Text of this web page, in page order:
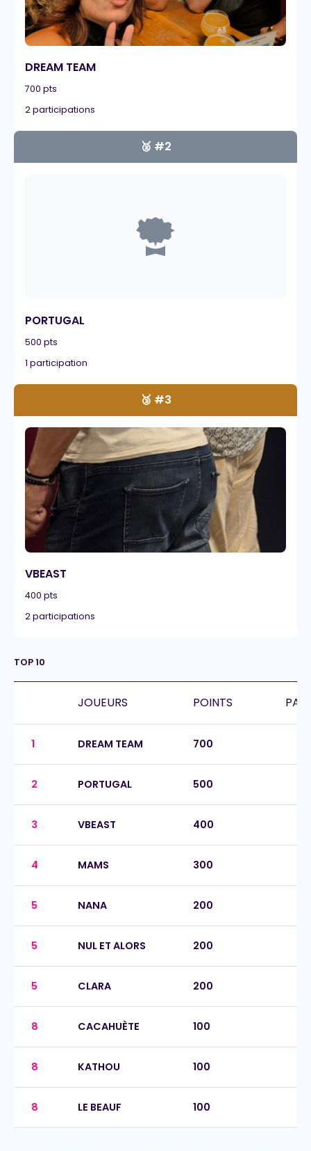
DREAM TEAM
700 pts
2 participations
🥈 #2
PORTUGAL
500 pts
1 participation
🥉 #3
VBEAST
400 pts
2 participations
TOP 10
JOUEURS POINTS
1 DREAM TEAM 700
2 PORTUGAL 500
3 VBEAST 400
4 MAMS 300
5 NANA 200
5 NUL ET ALORS 200
5 CLARA 200
8 CACAHUÈTE 100
8 KATHOU 100
8 LE BEAUF 100